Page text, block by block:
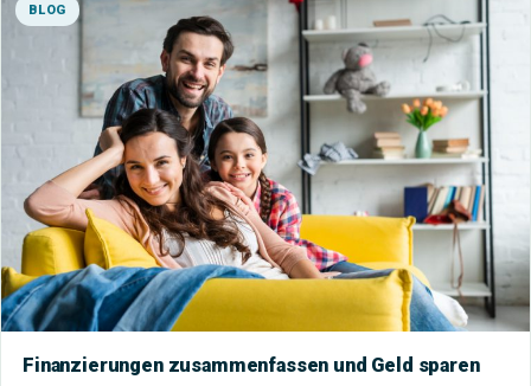
BLOG
Finanzierungen zusammenfassen und Geld sparen